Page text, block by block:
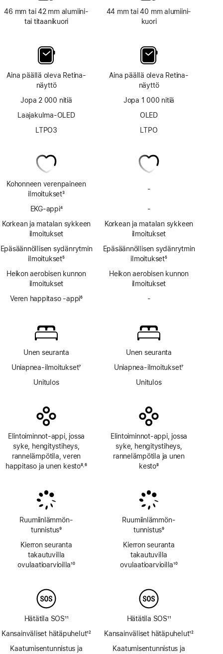
46 mm tai 42 mm alumiini-
tai titaanikuori
Aina päällä oleva Retina-
näyttö
Jopa 2 000 nitiä
Laajakulma-OLED
LTPO3
Kohonneen verenpaineen
ilmoitukset3
EKG-appi4
Korkean ja matalan sykkeen
ilmoitukset
Epäsäännöllisen sydänrytmin
ilmoitukset5
Heikon aerobisen kunnon
ilmoitukset
Veren happitaso ‑appi6
Unen seuranta
Uniapnea-ilmoitukset7
Unitulos
Elintoiminnot-appi, jossa
syke, hengitys­tiheys,
rannelämpötila, veren
happitaso ja unen kesto8,6
Ruumiinlämmön­
tunnistus9
Kierron seuranta
takautuvilla
ovulaatioarvioilla10
Hätätila SOS11
Kansainväliset hätäpuhelut12
Kaatumisen­tunnistus ja
44 mm tai 40 mm alumiini­
kuori
Aina päällä oleva Retina-
näyttö
Jopa 1 000 nitiä
OLED
LTPO
-
-
appia
Korkean ja matalan sykkeen
ilmoitukset
Epäsäännöllisen sydänrytmin
ilmoitukset5
Heikon aerobisen kunnon
ilmoitukset
-
‑appia
Unen seuranta
Uniapnea-ilmoitukset7
Unitulos
Elintoiminnot-appi, jossa
syke, hengitys­tiheys,
rannelämpötila ja unen
kesto8
Ruumiinlämmön­
tunnistus9
Kierron seuranta
takautuvilla
ovulaatioarvioilla10
Hätätila SOS11
Kansainväliset hätäpuhelut12
Kaatumisen­tunnistus ja